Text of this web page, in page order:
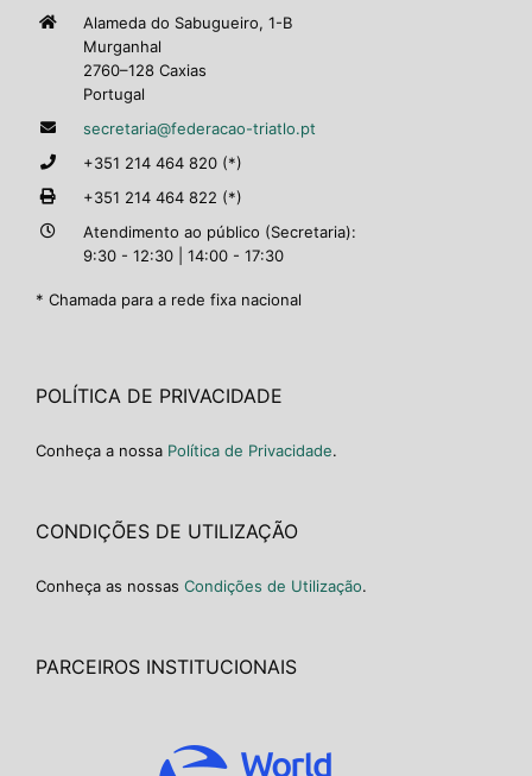
Alameda do Sabugueiro, 1-B
Murganhal
2760–128 Caxias
Portugal
secretaria@federacao-triatlo.pt
+351 214 464 820 (*)
+351 214 464 822 (*)
Atendimento ao público (Secretaria):
9:30 - 12:30 | 14:00 - 17:30
* Chamada para a rede fixa nacional
POLÍTICA DE PRIVACIDADE
Conheça a nossa Política de Privacidade.
CONDIÇÕES DE UTILIZAÇÃO
Conheça as nossas Condições de Utilização.
PARCEIROS INSTITUCIONAIS